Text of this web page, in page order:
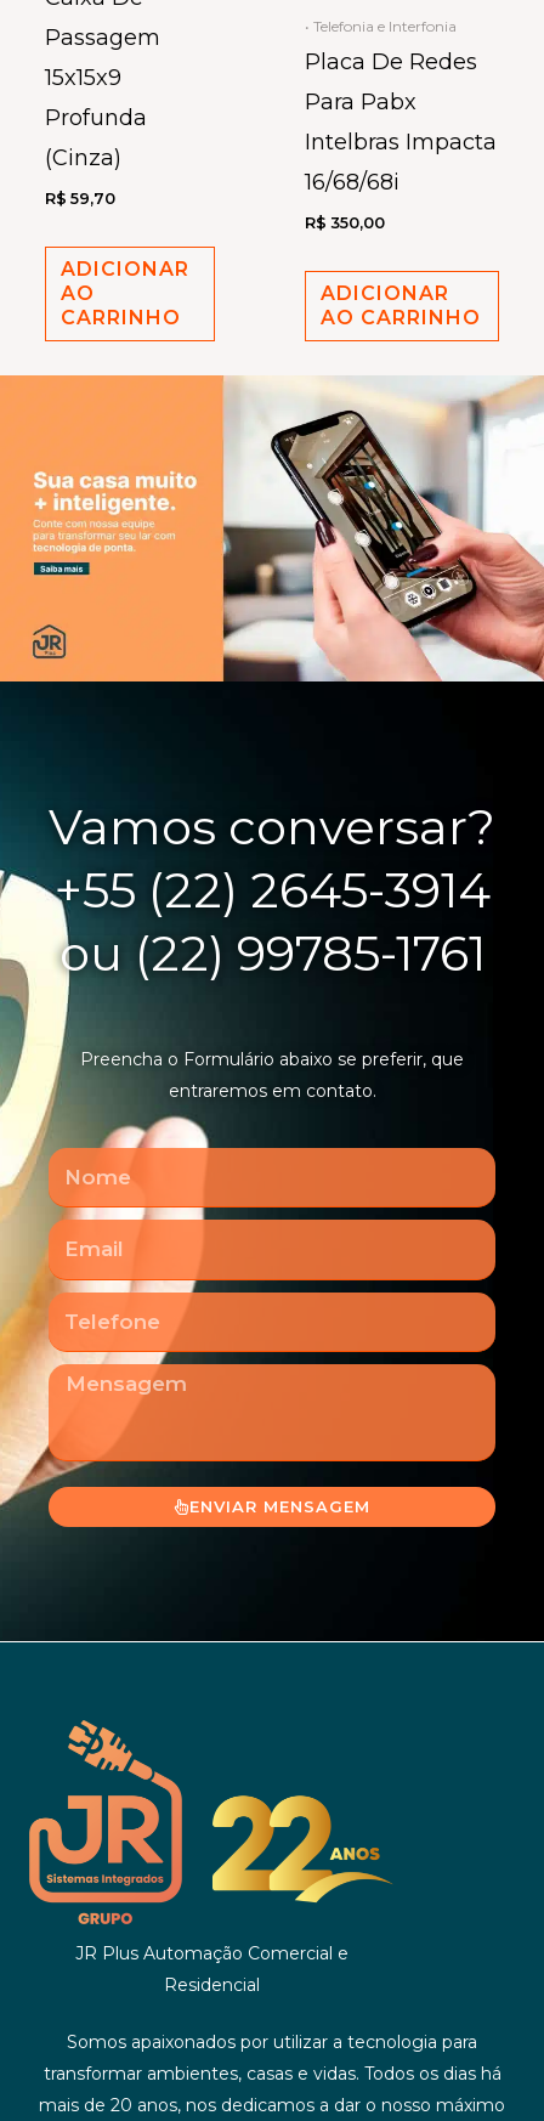
Passagem
15x15x9
Profunda
(Cinza)
R$ 59,70
ADICIONAR
AO
CARRINHO
• Telefonia e Interfonia
Placa De Redes
Para Pabx
Intelbras Impacta
16/68/68i
R$ 350,00
ADICIONAR
AO CARRINHO
Vamos conversar?
+55 (22) 2645-3914
ou (22) 99785-1761
Preencha o Formulário abaixo se preferir, que
entraremos em contato.
Nome
Email
Telefone
Mensagem
ENVIAR MENSAGEM
JR Plus Automação Comercial e
Residencial
Somos apaixonados por utilizar a tecnologia para
transformar ambientes, casas e vidas. Todos os dias há
mais de 20 anos, nos dedicamos a dar o nosso máximo